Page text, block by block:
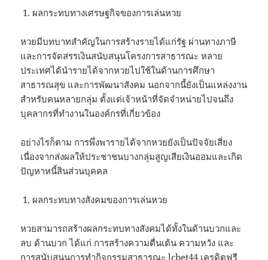
ผลกระทบทางเศรษฐกิจของการเล่นหวย
หวยมีบทบาทสำคัญในการสร้างรายได้แก่รัฐ ผ่านทางภาษี
และการจัดสรรเงินสนับสนุนโครงการสาธารณะ หลาย
ประเทศได้นำรายได้จากหวยไปใช้ในด้านการศึกษา
สาธารณสุข และการพัฒนาสังคม นอกจากนี้ยังเป็นแหล่งงาน
สำหรับคนหลายกลุ่ม ตั้งแต่เจ้าหน้าที่จัดจำหน่ายไปจนถึง
บุคลากรที่ทำงานในองค์กรที่เกี่ยวข้อง
อย่างไรก็ตาม การพึ่งพารายได้จากหวยยังเป็นปัจจัยเสี่ยง
เนื่องจากส่งผลให้ประชาชนบางกลุ่มสูญเสียเงินออมและเกิด
ปัญหาหนี้สินส่วนบุคคล
ผลกระทบทางสังคมของการเล่นหวย
หวยสามารถสร้างผลกระทบทางสังคมได้ทั้งในด้านบวกและ
ลบ ด้านบวก ได้แก่ การสร้างความตื่นเต้น ความหวัง และ
การสนับสนุนการทำกิจกรรมสาธารณะlcbet44 เครดิตฟรี